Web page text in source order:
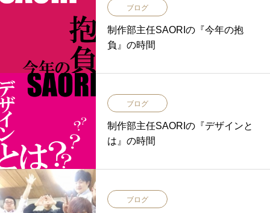
ブログ
制作部主任SAORIの『今年の抱
負』の時間
ブログ
制作部主任SAORIの『デザインと
は』の時間
ブログ